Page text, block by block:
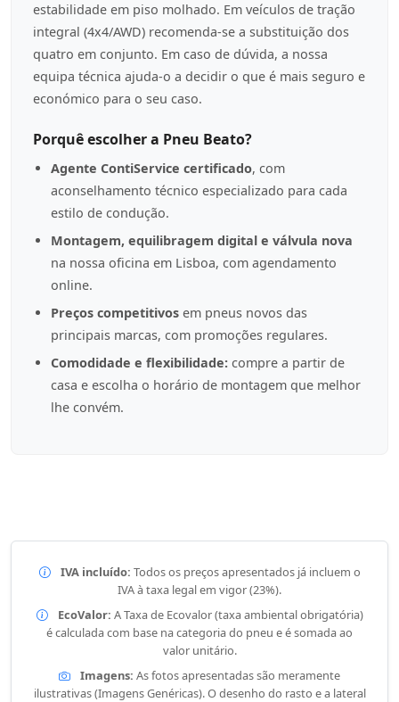
estabilidade em piso molhado. Em veículos de tração
integral (4x4/AWD) recomenda-se a substituição dos
quatro em conjunto. Em caso de dúvida, a nossa
equipa técnica ajuda-o a decidir o que é mais seguro e
económico para o seu caso.
Porquê escolher a Pneu Beato?
Agente ContiService certificado, com
aconselhamento técnico especializado para cada
estilo de condução.
Montagem, equilibragem digital e válvula nova
na nossa oficina em Lisboa, com agendamento
online.
Preços competitivos em pneus novos das
principais marcas, com promoções regulares.
Comodidade e flexibilidade: compre a partir de
casa e escolha o horário de montagem que melhor
lhe convém.
IVA incluído: Todos os preços apresentados já incluem o
IVA à taxa legal em vigor (23%).
EcoValor: A Taxa de Ecovalor (taxa ambiental obrigatória)
é calculada com base na categoria do pneu e é somada ao
valor unitário.
Imagens: As fotos apresentadas são meramente
ilustrativas (Imagens Genéricas). O desenho do rasto e a lateral